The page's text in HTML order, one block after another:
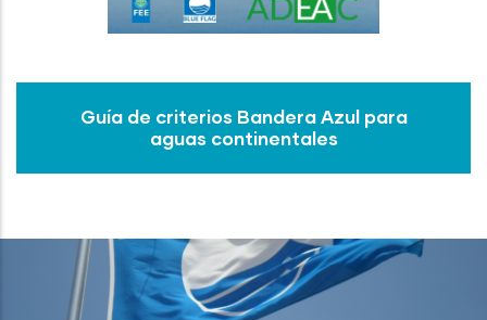
Guía de criterios Bandera Azul para
aguas continentales